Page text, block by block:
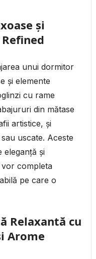
și
unui dormitor
și elemente
cu rame
din mătase
artistice, și
uscate. Aceste
eleganță și
completa
pe care o
Relaxantă cu
Arome